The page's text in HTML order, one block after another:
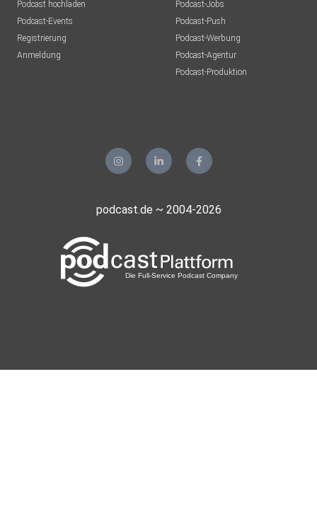
Podcast hochladen
Podcast-Events
Registrierung
Anmeldung
Podcast-Jobs
Podcast-Push
Podcast-Werbung
Podcast-Agentur
Podcast-Produktion
podcast.de ~ 2004-2026